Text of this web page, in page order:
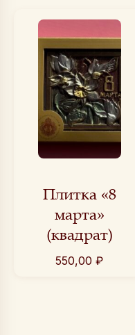
Плитка «8
марта»
(квадрат)
550,00 ₽